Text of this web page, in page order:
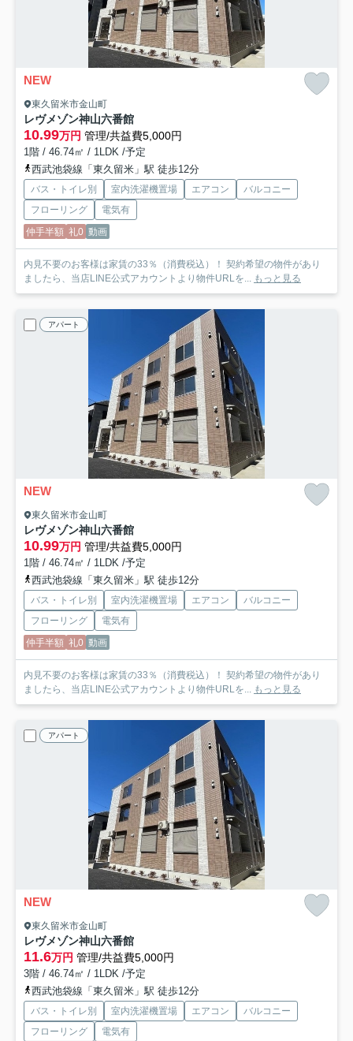
NEW
東久留米市金山町
レヴメゾン神山六番館
10.99万円 管理/共益費5,000円
1階 / 46.74㎡ / 1LDK /予定
西武池袋線「東久留米」駅 徒歩12分
バス・トイレ別 室内洗濯機置場 エアコン
バルコニー
フローリング
電気有
仲手半額 礼0 動画
内見不要のお客様は家賃の33％（消費税込）！ 契約希望の物件があり
ましたら、当店LINE公式アカウントより物件URLを... もっと見る
アパート
NEW
東久留米市金山町
レヴメゾン神山六番館
10.99万円 管理/共益費5,000円
1階 / 46.74㎡ / 1LDK /予定
西武池袋線「東久留米」駅 徒歩12分
バス・トイレ別 室内洗濯機置場 エアコン
バルコニー
フローリング
電気有
仲手半額 礼0 動画
内見不要のお客様は家賃の33％（消費税込）！ 契約希望の物件があり
ましたら、当店LINE公式アカウントより物件URLを... もっと見る
アパート
NEW
東久留米市金山町
レヴメゾン神山六番館
11.6万円 管理/共益費5,000円
3階 / 46.74㎡ / 1LDK /予定
西武池袋線「東久留米」駅 徒歩12分
バス・トイレ別 室内洗濯機置場 エアコン
バルコニー
フローリング
電気有